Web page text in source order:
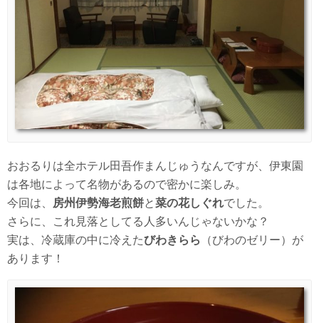
おおるりは全ホテル田吾作まんじゅうなんですが、伊東園
は各地によって名物があるので密かに楽しみ。
今回は、
房州伊勢海老煎餅と菜の花しぐれでした。
さらに、これ見落としてる人多いんじゃないかな？
実は、冷蔵庫の中に冷えたびわきらら
（びわのゼリー）が
あります！